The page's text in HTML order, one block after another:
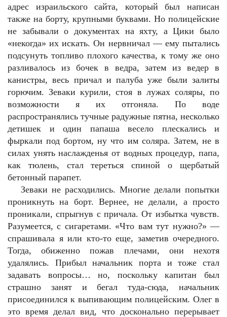
адрес израильского сайта, который был написан
также на борту, крупными буквами. Но полицейские
не забывали о документах на яхту, а Цики было
«некогда» их искать. Он нервничал — ему пытались
подсунуть топливо плохого качества, к тому же оно
разливалось из бочек в ведра, затем из ведер в
канистры, весь причал и палуба уже были залиты
горючим. Зеваки курили, стоя в лужах соляры, по
возможности я их отгоняла. По воде
распространялись тучные радужные пятна, несколько
детишек и один папаша весело плескались и
фыркали под бортом, ну что им соляра. Затем, не в
силах унять наслажденья от водных процедур, папа,
как тюлень, стал тереться спиной о щербатый
бетонный парапет.
Зеваки не расходились. Многие делали попытки
проникнуть на борт. Вернее, не делали, а просто
проникали, спрыгнув с причала. От избытка чувств.
Разумеется, с сигаретами. «Что вам тут нужно?» —
спрашивала я или кто-то еще, заметив очередного.
Тогда, обиженно пожав плечами, они нехотя
удалялись. Прибыл начальник порта и тоже стал
задавать вопросы… но, поскольку капитан был
страшно занят и бегал туда-сюда, начальник
присоединился к выпивающим полицейским. Олег в
это время делал вид, что досконально перерывает